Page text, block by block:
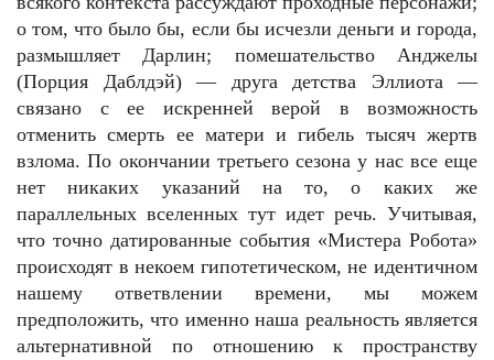
о том, что было бы, если бы исчезли деньги и города,
размышляет Дарлин; помешательство Анджелы
(Порция Даблдэй) — друга детства Эллиота —
связано с ее искренней верой в возможность
отменить смерть ее матери и гибель тысяч жертв
взлома. По окончании третьего сезона у нас все еще
нет никаких указаний на то, о каких же
параллельных вселенных тут идет речь. Учитывая,
что точно датированные события «Мистера Робота»
происходят в некоем гипотетическом, не идентичном
нашему ответвлении времени, мы можем
предположить, что именно наша реальность является
альтернативной по отношению к пространству